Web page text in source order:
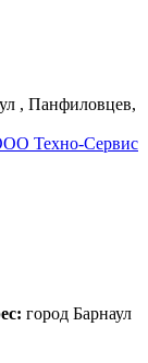
, Панфиловцев,
Техно-Сервис
город Барнаул